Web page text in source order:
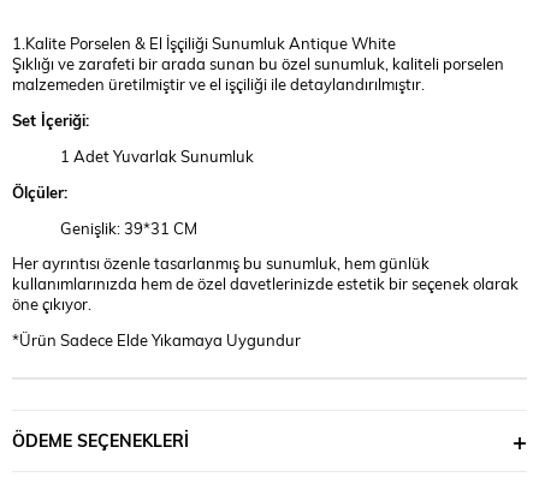
1.Kalite Porselen & El İşçiliği Sunumluk Antique White
Şıklığı ve zarafeti bir arada sunan bu özel sunumluk, kaliteli porselen
malzemeden üretilmiştir ve el işçiliği ile detaylandırılmıştır.
Set İçeriği:
1 Adet Yuvarlak Sunumluk
Ölçüler:
Genişlik: 39*31 CM
Her ayrıntısı özenle tasarlanmış bu sunumluk, hem günlük
kullanımlarınızda hem de özel davetlerinizde estetik bir seçenek olarak
öne çıkıyor.
*Ürün Sadece Elde Yıkamaya Uygundur
ÖDEME SEÇENEKLERI